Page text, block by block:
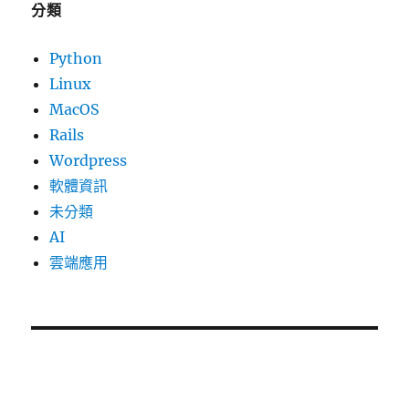
分類
Python
Linux
MacOS
Rails
Wordpress
軟體資訊
未分類
AI
雲端應用